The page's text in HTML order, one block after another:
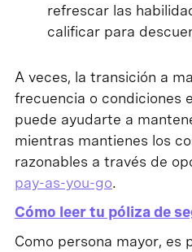
refrescar las
calificar para
A veces, la transición a
frecuencia o condiciones
puede ayudarte a
mientras mantienes los
razonables a través de
pay-as-you-go.
Cómo leer tu póliza de
Como persona mayor, es